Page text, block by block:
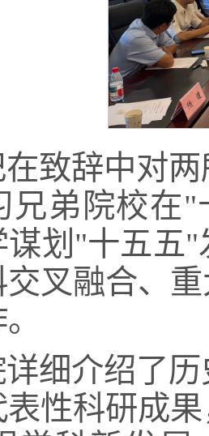
致辞中对
兄弟院校在
划"十五五
叉融合、
细介绍了
性科研成